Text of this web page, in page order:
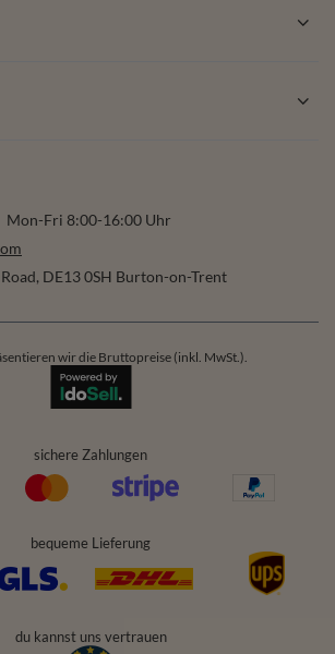
Mon-Fri 8:00-16:00 Uhr
, DE13 0SH Burton-on-Trent
wir die Bruttopreise (inkl. MwSt.).
sichere Zahlungen
bequeme Lieferung
du kannst uns vertrauen